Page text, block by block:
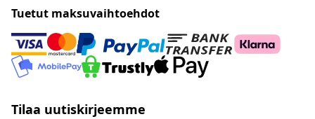
Tuetut maksuvaihtoehdot
Tilaa uutiskirjeemme